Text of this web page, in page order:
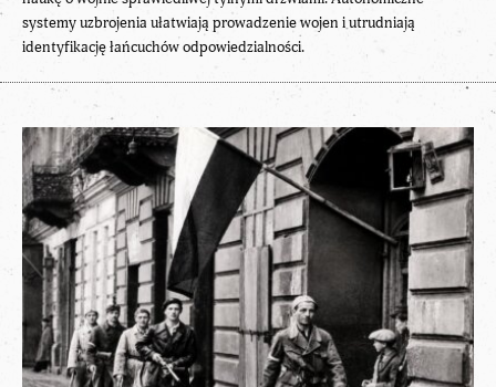
systemy uzbrojenia ułatwiają prowadzenie wojen i utrudniają
identyfikację łańcuchów odpowiedzialności.